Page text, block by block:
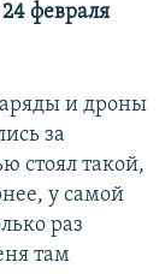
февраля
и дроны
за
стоял такой,
у самой
раз
там